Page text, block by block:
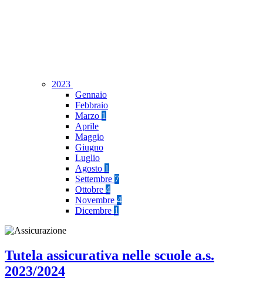
2023
Gennaio
Febbraio
Marzo 1
Aprile
Maggio
Giugno
Luglio
Agosto 1
Settembre 7
Ottobre 4
Novembre 4
Dicembre 1
Tutela assicurativa nelle scuole a.s.
2023/2024